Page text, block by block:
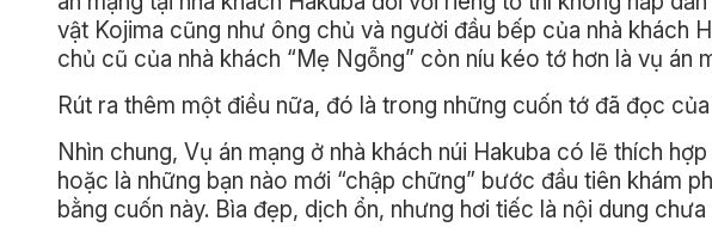
vật Kojima cũng như ông chủ và người đầu bếp của nhà khách
chủ cũ của nhà khách “Mẹ Ngỗng” còn níu kéo tớ hơn là vụ án
Rút ra thêm một điều nữa, đó là trong những cuốn tớ đã đọc
Nhìn chung, Vụ án mạng ở nhà khách núi Hakuba có lẽ thích
hoặc là những bạn nào mới “chập chững” bước đầu tiên khám
bằng cuốn này. Bìa đẹp, dịch ổn, nhưng hơi tiếc là nội dung